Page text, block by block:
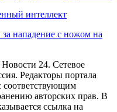
интеллект
нападение с ножом на
24. Сетевое
Редакторы портала
соответствующим
авторских прав. В
ссылка на